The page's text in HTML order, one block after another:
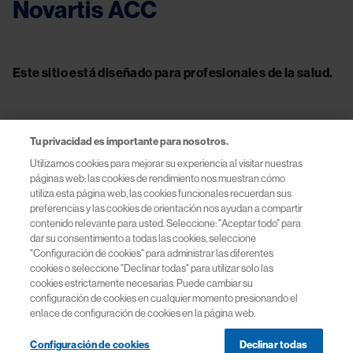
Novartis ACC
Este sitio está diseñado para profesionales de la salud.
Información útil
Términos y Condiciones
Políticas de Privacidad
Políticas de Cookies
Tu privacidad es importante para nosotros.
Utilizamos cookies para mejorar su experiencia al visitar nuestras
páginas web: las cookies de rendimiento nos muestran cómo
utiliza esta página web, las cookies funcionales recuerdan sus
preferencias y las cookies de orientación nos ayudan a compartir
contenido relevante para usted. Seleccione: "Aceptar todo" para
dar su consentimiento a todas las cookies, seleccione
"Configuración de cookies" para administrar las diferentes
cookies o seleccione "Declinar todas" para utilizar solo las
cookies estrictamente necesarias. Puede cambiar su
configuración de cookies en cualquier momento presionando el
enlace de configuración de cookies en la página web.
Configuración de cookies Declinar todas